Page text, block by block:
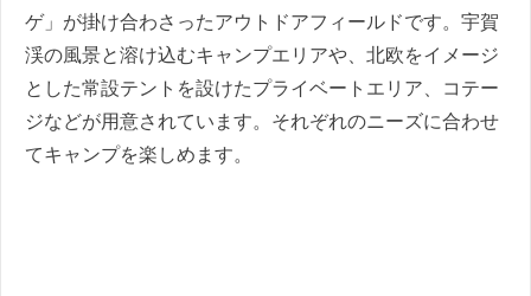
ゲ」が掛け合わさったアウトドアフィールドです。宇賀
渓の風景と溶け込むキャンプエリアや、北欧をイメージ
とした常設テントを設けたプライベートエリア、コテー
ジなどが用意されています。それぞれのニーズに合わせ
てキャンプを楽しめます。